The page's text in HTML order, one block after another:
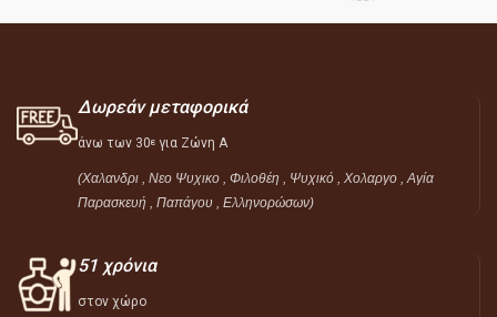
Δωρεάν μεταφορικά
άνω των 30ε για Ζώνη Α
(Χαλανδρι , Νεο Ψυχικο , Φιλοθέη , Ψυχικό , Χολαργο , Αγία
Παρασκευή , Παπάγου , Ελληνορώσων)
51 χρόνια
στον χώρο